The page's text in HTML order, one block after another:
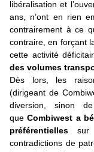
libéralisation et
ans, n’ont en rien
contrairement à ce
contraire, en forçant
cette activité
des volumes
Dès lors, les
(dirigeant de
diversion, sinon
queCombiwest a
préférentielles sur
contradictions de